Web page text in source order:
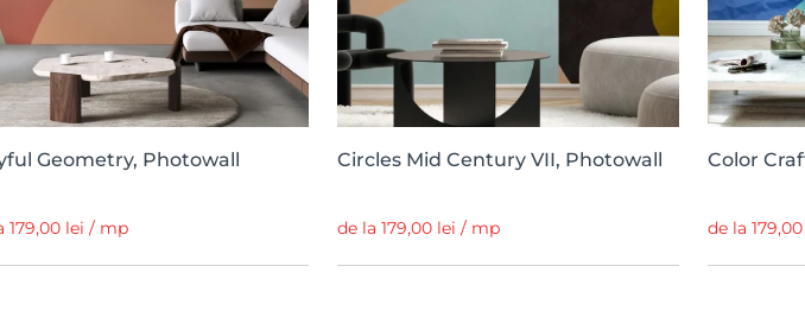
Geometry, Photowall
179,00 lei / mp
Circles Mid Century VII, Photowall
de la 179,00 lei / mp
Color
de la